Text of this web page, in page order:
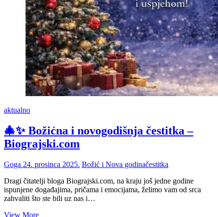
aktualno
🎄✨ Božićna i novogodišnja čestitka –
Biograjski.com
Goga 24. prosinca 2025. Božić i Nova godinačestitka
Dragi čitatelji bloga Biograjski.com, na kraju još jedne godine
ispunjene događajima, pričama i emocijama, želimo vam od srca
zahvaliti što ste bili uz nas i…
View More🎄